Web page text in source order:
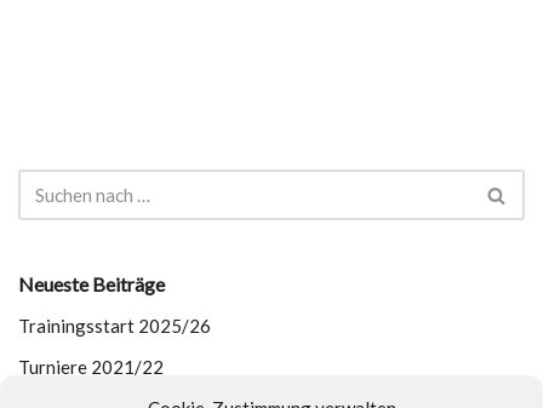
Neueste Beiträge
Trainingsstart 2025/26
Turniere 2021/22